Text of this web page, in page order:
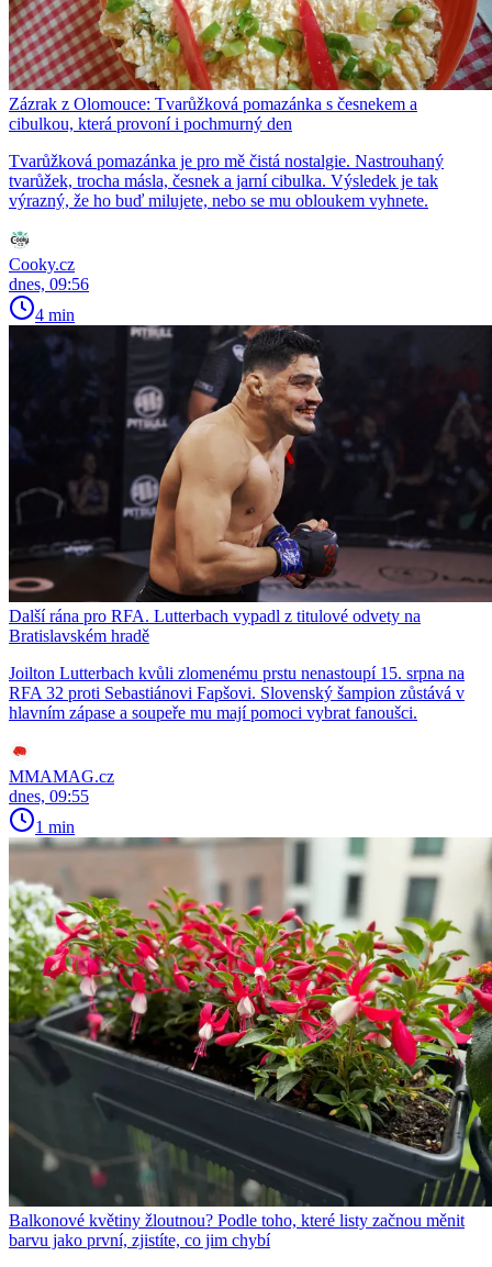
Zázrak z Olomouce: Tvarůžková pomazánka s česnekem a
cibulkou, která provoní i pochmurný den
Tvarůžková pomazánka je pro mě čistá nostalgie. Nastrouhaný
tvarůžek, trocha másla, česnek a jarní cibulka. Výsledek je tak
výrazný, že ho buď milujete, nebo se mu obloukem vyhnete.
Cooky.cz
dnes, 09:56
4 min
Další rána pro RFA. Lutterbach vypadl z titulové odvety na
Bratislavském hradě
Joilton Lutterbach kvůli zlomenému prstu nenastoupí 15. srpna na
RFA 32 proti Sebastiánovi Fapšovi. Slovenský šampion zůstává v
hlavním zápase a soupeře mu mají pomoci vybrat fanoušci.
MMAMAG.cz
dnes, 09:55
1 min
Balkonové květiny žloutnou? Podle toho, které listy začnou měnit
barvu jako první, zjistíte, co jim chybí